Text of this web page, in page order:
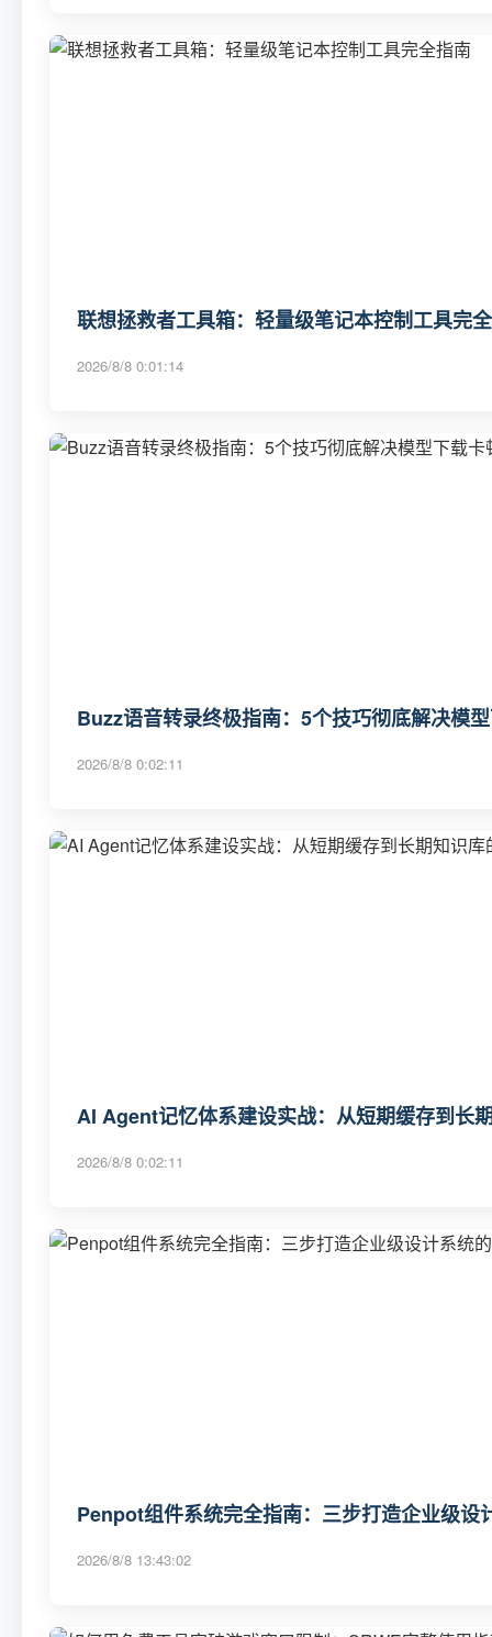
联想拯救者工具箱：轻量级笔记本控制工具完
2026/8/8 0:01:14
Buzz语音转录终极指南：5个技巧彻底解决模
2026/8/8 0:02:11
AI Agent记忆体系建设实战：从短期缓存到长
2026/8/8 0:02:11
Penpot组件系统完全指南：三步打造企业级设
2026/8/8 13:43:02